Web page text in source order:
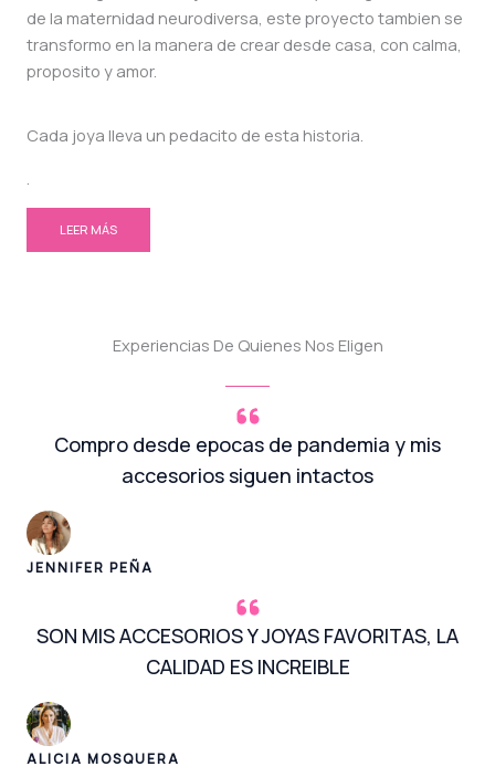
de la maternidad neurodiversa, este proyecto tambien se
transformo en la manera de crear desde casa, con calma,
proposito y amor.
Cada joya lleva un pedacito de esta historia.
.
LEER MÁS
Experiencias De Quienes Nos Eligen
Compro desde epocas de pandemia y mis
accesorios siguen intactos
JENNIFER PEÑA
SON MIS ACCESORIOS Y JOYAS FAVORITAS, LA
CALIDAD ES INCREIBLE
ALICIA MOSQUERA